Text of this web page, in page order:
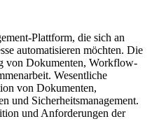
Plattform, die sich an
automatisieren möchten. Die
von Dokumenten, Workflow-
Wesentliche
von Dokumenten,
und Sicherheitsmanagement.
und Anforderungen der